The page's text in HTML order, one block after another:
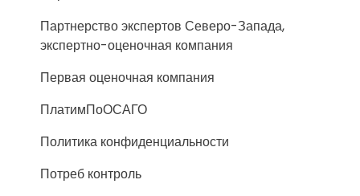
Партнерство экспертов Северо-Запада,
экспертно-оценочная компания
Первая оценочная компания
ПлатимПоОСАГО
Политика конфиденциальности
Потреб контроль